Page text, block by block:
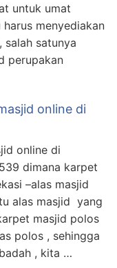
untuk umat
menyediakan
salah satunya
perupakan
online di
online di
dimana karpet
–alas masjid
alas masjid yang
masjid polos
polos , sehingga
, kita …